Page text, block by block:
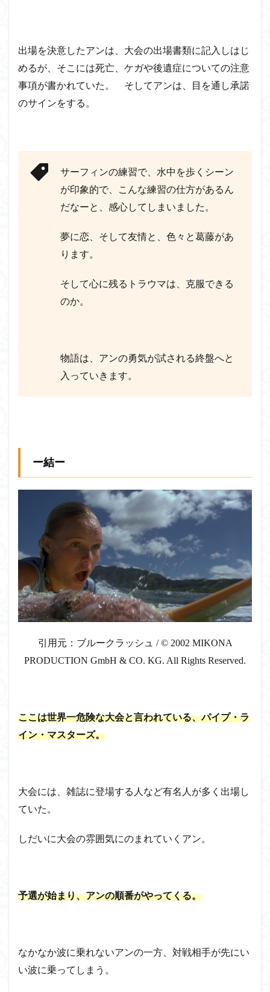
出場を決意したアンは、大会の出場書類に記入しはじ
めるが、そこには死亡、ケガや後遺症についての注意
事項が書かれていた。 そしてアンは、目を通し承諾
のサインをする。
サーフィンの練習で、水中を歩くシーン
が印象的で、こんな練習の仕方があるん
だなーと、感心してしまいました。
夢に恋、そして友情と、色々と葛藤があ
ります。
そして心に残るトラウマは、克服できる
のか。
物語は、アンの勇気が試される終盤へと
入っていきます。
ー結ー
引用元：ブルークラッシュ /© 2002 MIKONA
PRODUCTION GmbH & CO. KG. All Rights Reserved.
ここは世界一危険な大会と言われている、パイプ・ラ
イン・マスターズ。
大会には、雑誌に登場する人など有名人が多く出場し
ていた。
しだいに大会の雰囲気にのまれていくアン。
予選が始まり、アンの順番がやってくる。
なかなか波に乗れないアンの一方、対戦相手が先にい
い波に乗ってしまう。